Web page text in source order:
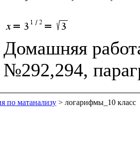
Домашняя
по матанализу > логарифмы_10 класс